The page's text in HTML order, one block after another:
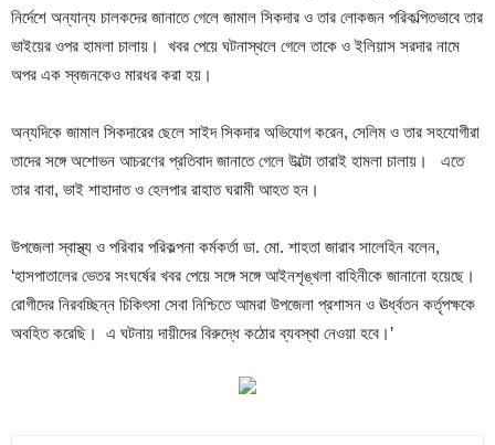
নির্দেশে অন্যান্য চালকদের জানাতে গেলে জামাল সিকদার ও তার লোকজন পরিকল্পিতভাবে তার
ভাইয়ের ওপর হামলা চালায়। খবর পেয়ে ঘটনাস্থলে গেলে তাকে ও ইলিয়াস সরদার নামে
অপর এক স্বজনকেও মারধর করা হয়।
অন্যদিকে জামাল সিকদারের ছেলে সাইদ সিকদার অভিযোগ করেন, সেলিম ও তার সহযোগীরা
তাদের সঙ্গে অশোভন আচরণের প্রতিবাদ জানাতে গেলে উল্টো তারাই হামলা চালায়। এতে
তার বাবা, ভাই শাহাদাত ও হেলপার রাহাত ঘরামী আহত হন।
উপজেলা স্বাস্থ্য ও পরিবার পরিকল্পনা কর্মকর্তা ডা. মো. শাহতা জারাব সালেহিন বলেন,
‘হাসপাতালের ভেতর সংঘর্ষের খবর পেয়ে সঙ্গে সঙ্গে আইনশৃঙ্খলা বাহিনীকে জানানো হয়েছে।
রোগীদের নিরবচ্ছিন্ন চিকিৎসা সেবা নিশ্চিতে আমরা উপজেলা প্রশাসন ও ঊর্ধ্বতন কর্তৃপক্ষকে
অবহিত করেছি। এ ঘটনায় দায়ীদের বিরুদ্ধে কঠোর ব্যবস্থা নেওয়া হবে।’